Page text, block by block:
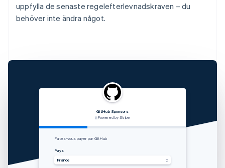
uppfylla de senaste regelefterlevnadskraven – du
behöver inte ändra något.
RVshare
Powered by Stripe
Zahlung von Rocket Rides akzeptieren
Land
Vereinigte Staaten
Lugg
支付由 STRIPE 支持
从 Lugg 收款
国家
中国香港特别行政区
Qwick
Powered by Stripe
Get paid by Qwick
Country
United States
GitHub Sponsors
Powered by Stripe
Faites-vous payer par GitHub
Pays
France